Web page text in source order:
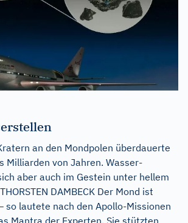
an den Mondpolen überdauerte
Milliarden von Jahren. Wasser-
aber auch im Gestein unter hellem
DAMBECK Der Mond ist
so lautete nach den Apollo-Missionen
Mantra der Experten. Sie stützten